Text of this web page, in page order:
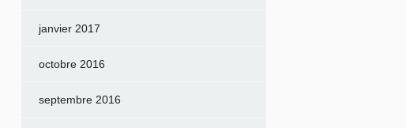
janvier 2017
octobre 2016
septembre 2016